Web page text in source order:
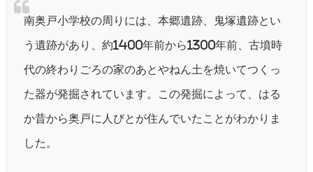
南奥戸小学校の周りには、本郷遺跡、鬼塚遺跡とい
う遺跡があり、約1400年前から1300年前、古墳時
代の終わりごろの家のあとやねん土を焼いてつくっ
た器が発掘されています。この発掘によって、はる
か昔から奥戸に人びとが住んでいたことがわかりま
した。